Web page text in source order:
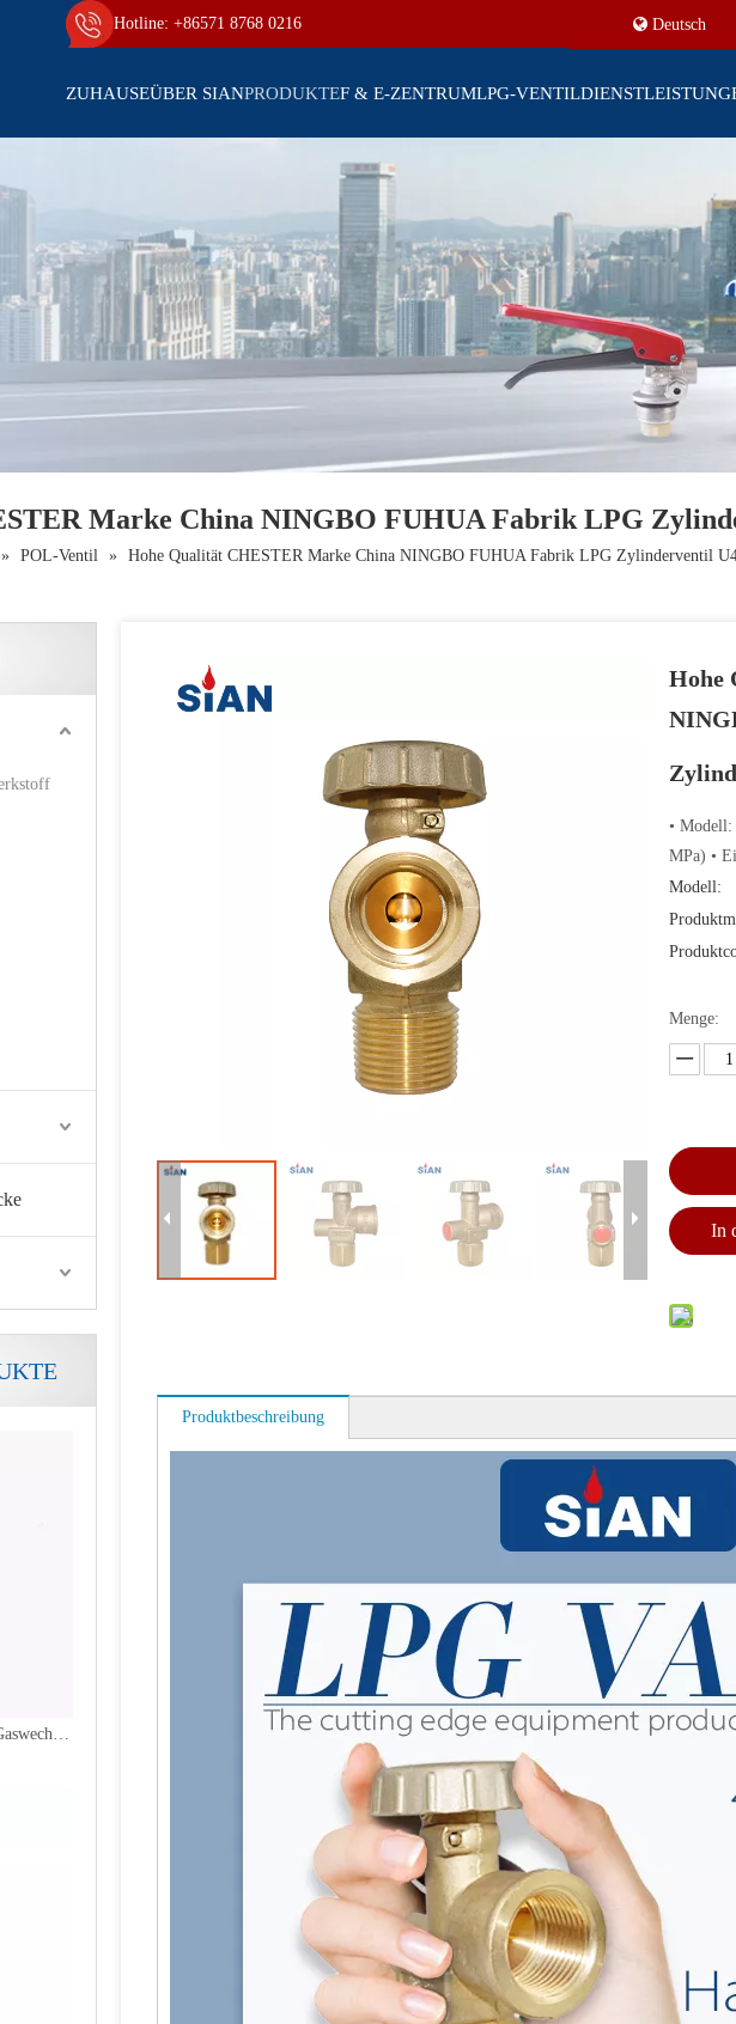
Hotline: +86571 8768 0216 Deutsch
ZUHAUSEÜBER SIANPRODUKTEF & E-ZENTRUMLPG-VENTIL
Marke China NINGBO FUHUA Fabrik LPG
» POL-Ventil » Hohe Qualität CHESTER Marke China NINGBO FUHUA Fabrik LPG Zylinderventil
Kompaktes Flaschen-Sicherheits-Camping-LPG-Ventil
Automatisches Abschalten des Gaswechselventils für Flüssiggas
Hohe
•
MPa) •
Modell:
Menge:
In
Produktbeschreibung